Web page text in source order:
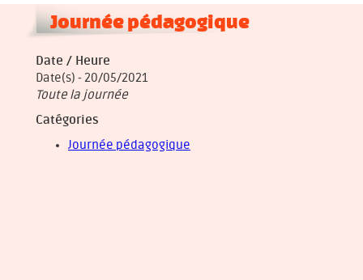
Journée pédagogique
Date / Heure
Date(s) - 20/05/2021
Toute la journée
Catégories
Journée pédagogique